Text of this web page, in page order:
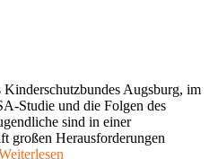
Kinderschutzbundes Augsburg, im
Studie und die Folgen des
sind in einer
großen Herausforderungen